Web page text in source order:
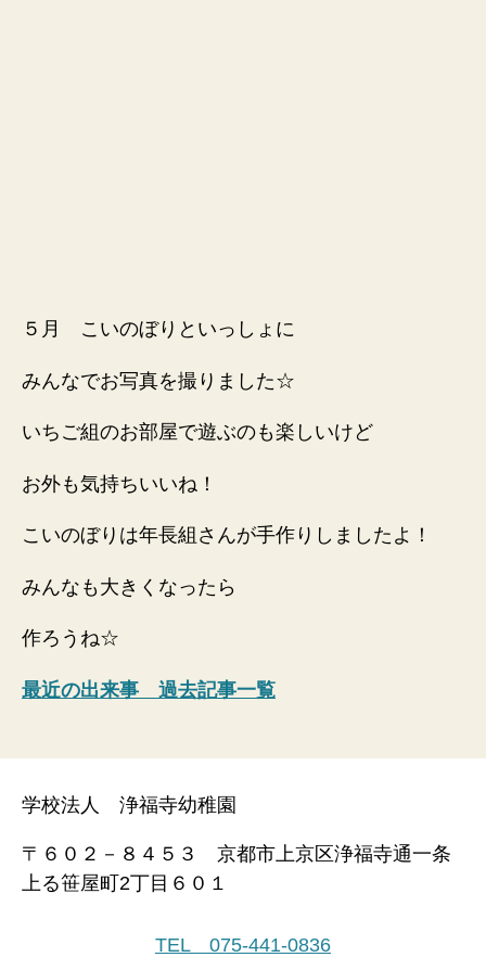
５月 こいのぼりといっしょに
みんなでお写真を撮りました☆
いちご組のお部屋で遊ぶのも楽しいけど
お外も気持ちいいね！
こいのぼりは年長組さんが手作りしましたよ！
みんなも大きくなったら
作ろうね☆
最近の出来事 過去記事一覧
学校法人 浄福寺幼稚園
〒６０２－８４５３ 京都市上京区浄福寺通一条
上る笹屋町2丁目６０１
TEL 075-441-0836